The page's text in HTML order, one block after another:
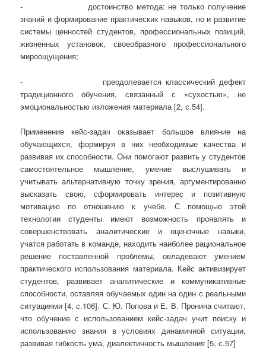
- достоинство метода: не только получение
знаний и формирование практических навыков, но и развитие
системы ценностей студентов, профессиональных позиций,
жизненных установок, своеобразного профессионального
мироощущения;
- преодолевается классический дефект
традиционного обучения, связанный с «сухостью», не
эмоциональностью изложения материала [2, с.54].
Применение кейс-задач оказывает большое влияние на
обучающихся, формируя в них необходимые качества и
развивая их способности. Они помогают развить у студентов
самостоятельное мышление, умение выслушивать и
учитывать альтернативную точку зрения, аргументированно
высказать свою, сформировать интерес и позитивную
мотивацию по отношению к учебе. С помощью этой
технологии студенты имеют возможность проявлять и
совершенствовать аналитические и оценочные навыки,
учатся работать в команде, находить наиболее рациональное
решение поставленной проблемы, овладевают умением
практического использования материала. Кейс активизирует
студентов, развивает аналитические и коммуникативные
способности, оставляя обучаемых один на один с реальными
ситуациями [4, с.106]. С. Ю. Попова и Е. В. Пронина считают,
что обучение с использованием кейс-задач учит поиску и
использованию знания в условиях динамичной ситуации,
развивая гибкость ума, диалектичность мышления [5, с.57]